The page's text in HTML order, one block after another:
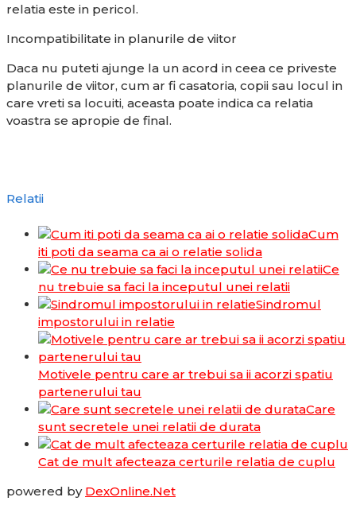
relatia este in pericol.
Incompatibilitate in planurile de viitor
Daca nu puteti ajunge la un acord in ceea ce priveste
planurile de viitor, cum ar fi casatoria, copii sau locul in
care vreti sa locuiti, aceasta poate indica ca relatia
voastra se apropie de final.
Relatii
Cum
iti poti da seama ca ai o relatie solida
Ce
nu trebuie sa faci la inceputul unei relatii
Sindromul
impostorului in relatie
Motivele pentru care ar trebui sa ii acorzi spatiu
partenerului tau
Care
sunt secretele unei relatii de durata
Cat de mult afecteaza certurile relatia de cuplu
powered by DexOnline.Net